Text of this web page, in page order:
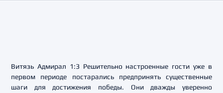
Витязь Адмирал 1:3 Решительно настроенные гости уже в
первом периоде постарались предпринять существенные
шаги для достижения победы. Они дважды уверенно